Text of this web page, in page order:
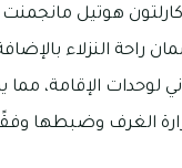
هوتيل
راحة النزلاء
لوحدات الإقامة، مما
الغرف وضبطها